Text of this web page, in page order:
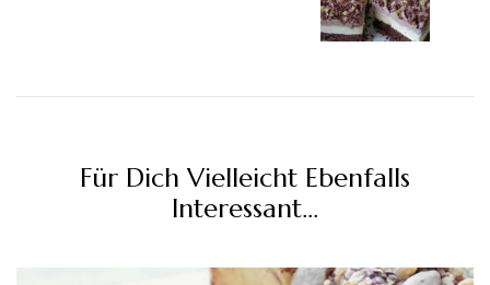
Für Dich Vielleicht Ebenfalls
Interessant...